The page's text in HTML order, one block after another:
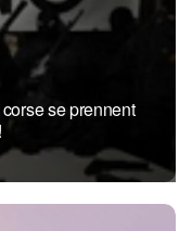
se prennent